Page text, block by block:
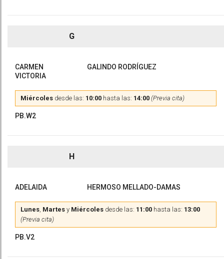
G
CARMEN
VICTORIA
GALINDO RODRÍGUEZ
Miércoles desde las: 10:00 hasta las: 14:00 (Previa cita)
PB.W2
H
ADELAIDA HERMOSO MELLADO-DAMAS
Lunes, Martes y Miércoles desde las: 11:00 hasta las: 13:00
(Previa cita)
PB.V2